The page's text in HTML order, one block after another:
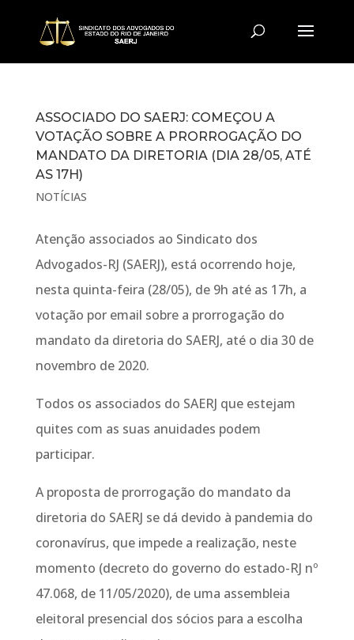
ASSOCIADO DO SAERJ: COMEÇOU A
VOTAÇÃO SOBRE A PRORROGAÇÃO DO
MANDATO DA DIRETORIA (DIA 28/05, ATÉ
AS 17H)
NOTÍCIAS
Atenção associados ao Sindicato dos
Advogados-RJ (SAERJ), está ocorrendo hoje,
nesta quinta-feira (28/05), de 9h até as 17h, a
votação por email sobre a prorrogação do
mandato da diretoria do SAERJ, até o dia 30 de
novembro de 2020.
Todos os associados do SAERJ que estejam
quites com as suas anuidades podem
participar.
A proposta de prorrogação do mandato da
diretoria do SAERJ se dá devido à pandemia do
coronavírus, que impede a realização, neste
momento (decreto do governo do estado-RJ nº
47.068, de 11/05/2020), de uma assembleia
eleitoral presencial dos sócios para a escolha